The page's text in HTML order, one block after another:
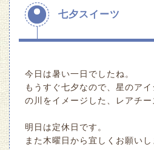
七夕スイーツ
今日は暑い一日でしたね。
もうすぐ七夕なので、星のア
の川をイメージした、レアチ
明日は定休日です。
また木曜日から宜しくお願い